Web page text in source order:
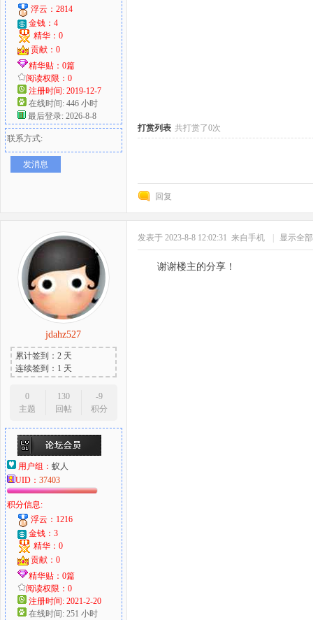
爱
浮云：2814
金钱：4
精华：0
贡献：0
精华贴：0篇
阅读权限：0
注册时间: 2019-12-7
在线时间: 446 小时
最后登录: 2026-8-8
联系方式:
发消息
打赏列表 共打赏了0次
回复
jdahz527
累计签到：2 天
连续签到：1 天
0
主题
130
回帖
-9
积分
用户组： 蚁人
UID： 37403
积分信息:
浮云：1216
金钱：3
精华：0
贡献：0
精华贴：0篇
阅读权限：0
注册时间: 2021-2-20
在线时间: 251 小时
发表于 2023-8-8 12:02:31 来自手机 显示全
谢谢楼主的分享！